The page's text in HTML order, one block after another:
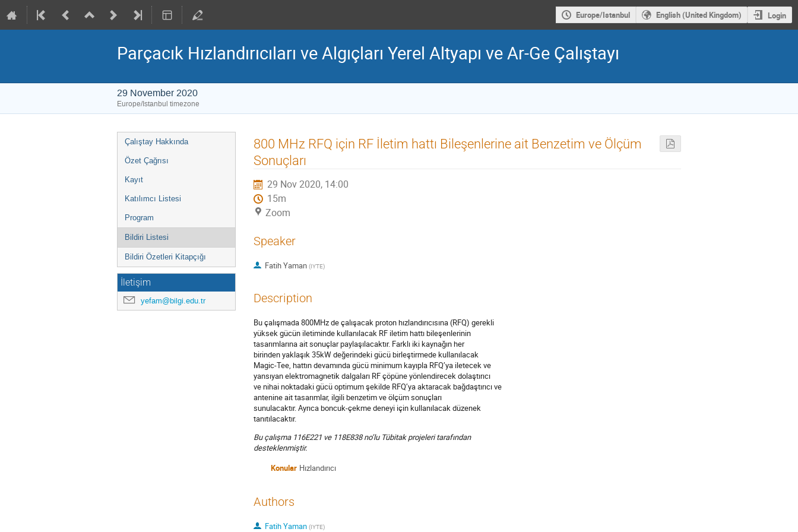
Europe/Istanbul English (United Kingdom) Login
Parçacık Hızlandırıcıları ve Algıçları Yerel Altyapı ve Ar-Ge Çalıştayı
29 November 2020
Europe/Istanbul timezone
Event
menu
Çalıştay Hakkında
Özet Çağrısı
Kayıt
Katılımcı Listesi
Program
Bildiri Listesi
Bildiri Özetleri Kitapçığı
İletişim
yefam@bilgi.edu.tr
800 MHz RFQ için RF İletim hattı Bileşenlerine ait Benzetim ve Ölçüm
Sonuçları
29 Nov 2020, 14:00
15m
Zoom
Speaker
Fatih Yaman (IYTE)
Description
Bu çalışmada 800MHz de çalışacak proton hızlandırıcısına (RFQ) gerekli
yüksek gücün iletiminde kullanılacak RF iletim hattı bileşenlerinin
tasarımlarına ait sonuçlar paylaşılacaktır. Farklı iki kaynağın her
birinden yaklaşık 35kW değerindeki gücü birleştirmede kullanılacak
Magic-Tee, hattın devamında gücü minimum kayıpla RFQ’ya iletecek ve
yansıyan elektromagnetik dalgaları RF çöpüne yönlendirecek dolaştırıcı
ve nihai noktadaki gücü optimum şekilde RFQ’ya aktaracak bağdaştırıcı ve
antenine ait tasarımlar, ilgili benzetim ve ölçüm sonuçları
sunulacaktır. Ayrıca boncuk-çekme deneyi için kullanılacak düzenek
tanıtılacaktır.
Bu çalışma 116E221 ve 118E838 no’lu Tübitak projeleri tarafından
desteklenmiştir.
Konular Hızlandırıcı
Authors
Fatih Yaman (IYTE)